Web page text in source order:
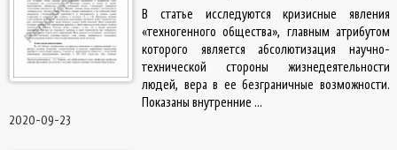
В статье исследуются кризисные явления
«техногенного общества», главным атрибутом
которого является абсолютизация научно-
технической стороны жизнедеятельности
людей, вера в ее безграничные возможности.
Показаны внутренние ...
2020-09-23